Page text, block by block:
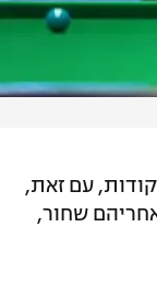
יוצג הכדור ה-23 המוזהב, המכונה "הכדור של ריאד", שיהיה שווה 20 נקודות, עם זאת,
של 147 (כל 15 האדומים ולאחריהם שחור,